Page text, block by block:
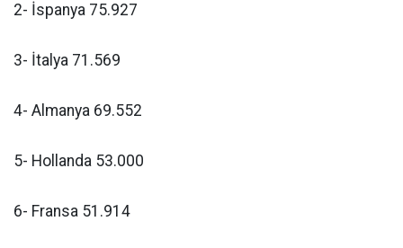
2- İspanya 75.927
3- İtalya 71.569
4- Almanya 69.552
5- Hollanda 53.000
6- Fransa 51.914